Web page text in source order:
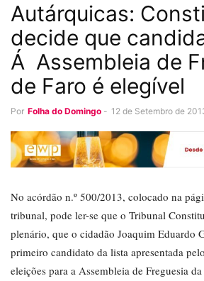
Autárquicas:
decide que
Á Assembleia de
de Faro é elegível
Por Folha do Domingo - 12 de Setembro de
No acórdão n.º 500/2013, colocado na
tribunal, pode ler-se que o Tribunal
plenário, que o cidadão Joaquim Eduardo
primeiro candidato da lista apresentada
eleições para a Assembleia de Freguesia